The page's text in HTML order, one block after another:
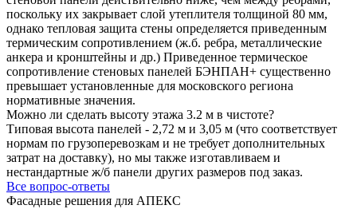
поскольку их закрывает слой утеплителя толщиной 80 мм,
однако тепловая защита стены определяется приведенным
термическим сопротивлением (ж.б. ребра, металлические
анкера и кронштейны и др.) Приведенное термическое
сопротивление стеновых панелей БЭНПАН+ существенно
превышает установленные для московского региона
нормативные значения.
Можно ли сделать высоту этажа 3.2 м в чистоте?
Типовая высота панелей - 2,72 м и 3,05 м (что соответствует
нормам по грузоперевозкам и не требует дополнительных
затрат на доставку), но мы также изготавливаем и
нестандартные ж/б панели других размеров под заказ.
Все вопрос-ответы
Фасадные решения для АПЕКС